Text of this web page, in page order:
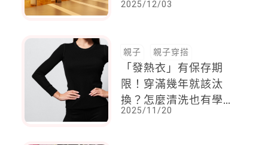
2025/12/03
親子 親子穿搭
「發熱衣」有保存期
限！穿滿幾年就該汰
換？怎麼清洗也有學
問！
2025/11/20